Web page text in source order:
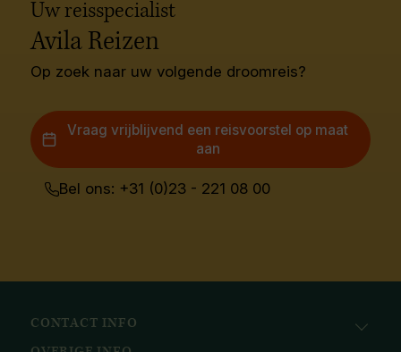
Uw reisspecialist
Avila Reizen
Op zoek naar uw volgende droomreis?
Vraag vrijblijvend een reisvoorstel op maat
aan
Bel ons: +31 (0)23 - 221 08 00
CONTACT INFO